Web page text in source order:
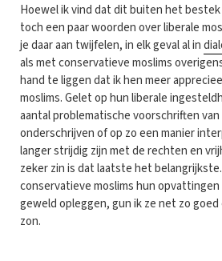
Hoewel ik vind dat dit buiten het
toch een paar woorden over liberale
je daar aan twijfelen, in elk geval al in
als met conservatieve moslims
hand te liggen dat ik hen meer
moslims. Gelet op hun liberale
aantal problematische voorschriften
onderschrijven of op zo een manier
langer strijdig zijn met de rechten en
zeker zin is dat laatste het
conservatieve moslims hun
geweld opleggen, gun ik ze net zo
zon.